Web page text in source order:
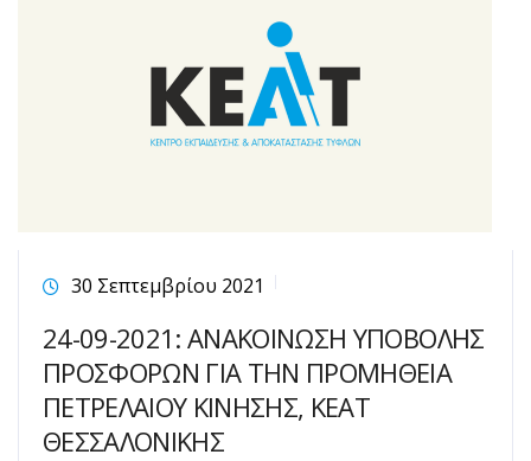
30 Σεπτεμβρίου 2021
24-09-2021: ΑΝΑΚΟΙΝΩΣΗ ΥΠΟΒΟΛΗΣ
ΠΡΟΣΦΟΡΩΝ ΓΙΑ ΤΗΝ ΠΡΟΜΗΘΕΙΑ
ΠΕΤΡΕΛΑΙΟΥ ΚΙΝΗΣΗΣ, ΚΕΑΤ
ΘΕΣΣΑΛΟΝΙΚΗΣ